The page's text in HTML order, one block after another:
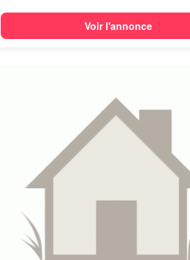
Voir l'annonce